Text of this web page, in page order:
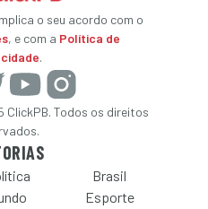
o seu acordo com o
, e com a Política de
.
Todos os direitos
Brasil
Esporte